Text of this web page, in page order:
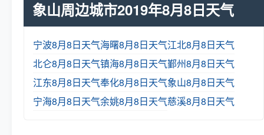
象山周边城市2019年8月8日天气
宁波8月8日天气海曙8月8日天气江北8月8日天气
北仑8月8日天气镇海8月8日天气鄞州8月8日天气
江东8月8日天气奉化8月8日天气象山8月8日天气
宁海8月8日天气余姚8月8日天气慈溪8月8日天气